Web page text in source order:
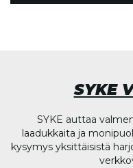
SYKE
SYKE auttaa
laadukkaita ja
kysymys yksittäisistä